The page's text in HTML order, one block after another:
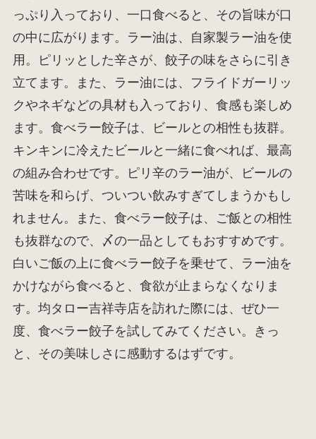
っぷり入っており、一口食べると、その旨味が口
の中に広がります。ラー油は、自家製ラー油を使
用。ピリッとした辛さが、餃子の味をさらに引き
立てます。また、ラー油には、フライドガーリッ
クやネギなどの具材も入っており、食感も楽しめ
ます。食べラー餃子は、ビールとの相性も抜群。
キンキンに冷えたビールと一緒に食べれば、最高
の組み合わせです。ピリ辛のラー油が、ビールの
苦味を和らげ、ついつい飲みすぎてしまうかもし
れません。また、食べラー餃子は、ご飯との相性
も抜群なので、〆の一品としてもおすすめです。
白いご飯の上に食べラー餃子を乗せて、ラー油を
かけながら食べると、食欲が止まらなくなりま
す。均タロー吉祥寺店を訪れた際には、ぜひ一
度、食べラー餃子を試してみてください。きっ
と、その美味しさに感動するはずです。